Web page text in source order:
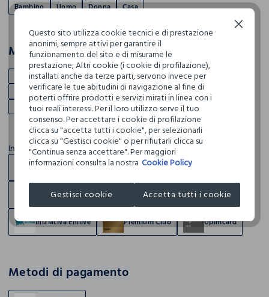
Bambino Uomo Donna Casa
Marchi
BLUKIDS IANA CROFF J. HART & BROS
HOLISTC MAN
PRIVACY
NICE & CHIC IWIE ROSA THEA
NYMOS
HOLISTIC WOMAN
In questo negozio
Punto di ritiro ordini online Blukids Club
Blukids Card Giftcard Resi acquisti online
Iniziativa Enilive Premium Club Upimcard
Metodi di pagamento
Questo sito utilizza cookie tecnici e di prestazione
anonimi, sempre attivi per garantire il
funzionamento del sito e di misurarne le
prestazione; Altri cookie (i cookie di profilazione),
installati anche da terze parti, servono invece per
verificare le tue abitudini di navigazione al fine di
poterti offrire prodotti e servizi mirati in linea con i
tuoi reali interessi. Per il loro utilizzo serve il tuo
consenso. Per accettare i cookie di profilazione
clicca su "accetta tutti i cookie", per selezionarli
clicca su "Gestisci cookie" o per rifiutarli clicca su
"Continua senza accettare". Per maggiori
informazioni consulta la nostra Cookie Policy
Gestisci cookie Accetta tutti i cookie
Continua senza accettare